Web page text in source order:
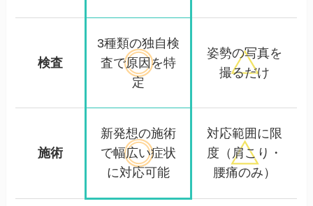
検査
3種類の独自検
査で原因を特
定
姿勢の写真を
撮るだけ
施術
新発想の施術
で幅広い症状
に対応可能
対応範囲に限
度 （肩こり・
腰痛のみ）